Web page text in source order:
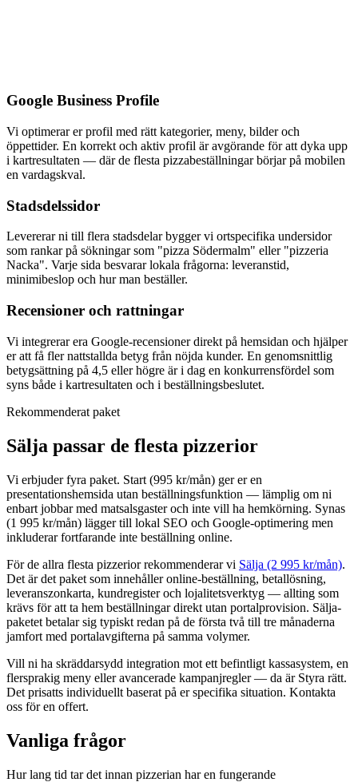
Google Business Profile
Vi optimerar er profil med rätt kategorier, meny, bilder och
öppettider. En korrekt och aktiv profil är avgörande för att dyka upp
i kartresultaten — där de flesta pizzabeställningar börjar på mobilen
en vardagskval.
Stadsdelssidor
Levererar ni till flera stadsdelar bygger vi ortspecifika undersidor
som rankar på sökningar som "pizza Södermalm" eller "pizzeria
Nacka". Varje sida besvarar lokala frågorna: leveranstid,
minimibeslop och hur man beställer.
Recensioner och rattningar
Vi integrerar era Google-recensioner direkt på hemsidan och hjälper
er att få fler nattstallda betyg från nöjda kunder. En genomsnittlig
betygsättning på 4,5 eller högre är i dag en konkurrensfördel som
syns både i kartresultaten och i beställningsbeslutet.
Rekommenderat paket
Sälja passar de flesta pizzerior
Vi erbjuder fyra paket. Start (995 kr/mån) ger er en
presentationshemsida utan beställningsfunktion — lämplig om ni
enbart jobbar med matsalsgaster och inte vill ha hemkörning. Synas
(1 995 kr/mån) lägger till lokal SEO och Google-optimering men
inkluderar fortfarande inte beställning online.
För de allra flesta pizzerior rekommenderar vi Sälja (2 995 kr/mån).
Det är det paket som innehåller online-beställning, betallösning,
leveranszonkarta, kundregister och lojalitetsverktyg — allting som
krävs för att ta hem beställningar direkt utan portalprovision. Sälja-
paketet betalar sig typiskt redan på de första två till tre månaderna
jamfort med portalavgifterna på samma volymer.
Vill ni ha skräddarsydd integration mot ett befintligt kassasystem, en
flersprakig meny eller avancerade kampanjregler — da är Styra rätt.
Det prisatts individuellt baserat på er specifika situation. Kontakta
oss för en offert.
Vanliga frågor
Hur lang tid tar det innan pizzerian har en fungerande